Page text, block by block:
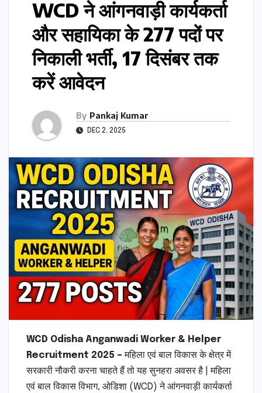
WCD ने आंगनवाड़ी कार्यकर्ता
और सहायिका के 277 पदों पर
निकाली भर्ती, 17 दिसंबर तक
करें आवेदन
By Pankaj Kumar
DEC 2, 2025
WCD Odisha Anganwadi Worker & Helper
Recruitment 2025 – महिला एवं बाल विकास के क्षेत्र में
सरकारी नौकरी करना चाहते हैं तो यह सुनहरा अवसर है | महिला
एवं बाल विकास विभाग, ओडिशा (WCD) ने आंगनवाड़ी कार्यकर्ता